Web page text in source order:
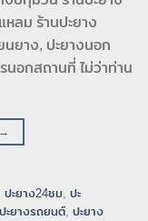
หลม ร้านปะยาง
นยาง, ปะยางนอก
นอกสถานที่ ไม่ว่าท่าน
→
ปะยาง24ชม ปะ
ปะยางรถยนต์ ปะยาง